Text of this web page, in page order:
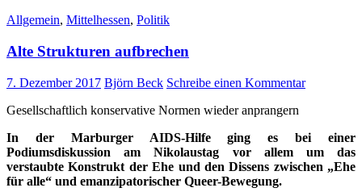
konsensueller“
Allgemein, Mittelhessen, Politik
Alte Strukturen aufbrechen
7. Dezember 2017 Björn Beck Schreibe einen Kommentar
Gesellschaftlich konservative Normen wieder anprangern
In der Marburger AIDS-Hilfe ging es bei einer
Podiumsdiskussion am Nikolaustag vor allem um das
verstaubte Konstrukt der Ehe und den Dissens zwischen „Ehe
für alle“ und emanzipatorischer Queer-Bewegung.